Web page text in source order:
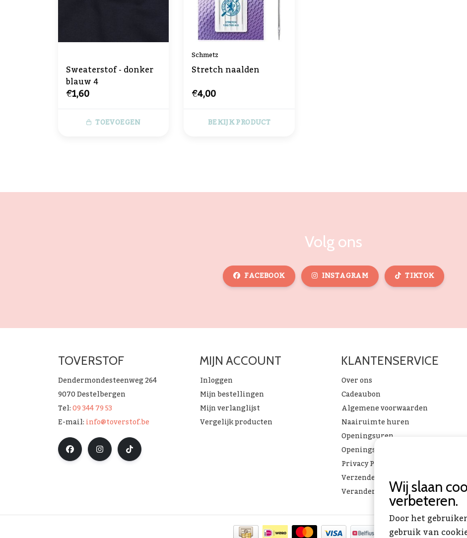
Sweaterstof - donker
blauw 4
€1,60
TOEVOEGEN
Schmetz
Stretch naalden
€4,00
BEKIJK PRODUCT
Volg ons
FACEBOOK INSTAGRAM TIKTOK
TOVERSTOF
Dendermondesteenweg 264
9070 Destelbergen
Tel:09 344 79 53
E-mail:info@toverstof.be
MIJN ACCOUNT
Inloggen
Mijn bestellingen
Mijn verlanglijst
Vergelijk producten
KLANTENSERVICE
Over ons
Cadeaubon
Algemene voorwaarden
Naairuimte huren
Openingsuren
Openingsuren & verlof
Privacy Policy
Verzenden & ophalen
Verandering Toverstof FAQ
Wij slaan
verbeteren.
Door het
gebruik van